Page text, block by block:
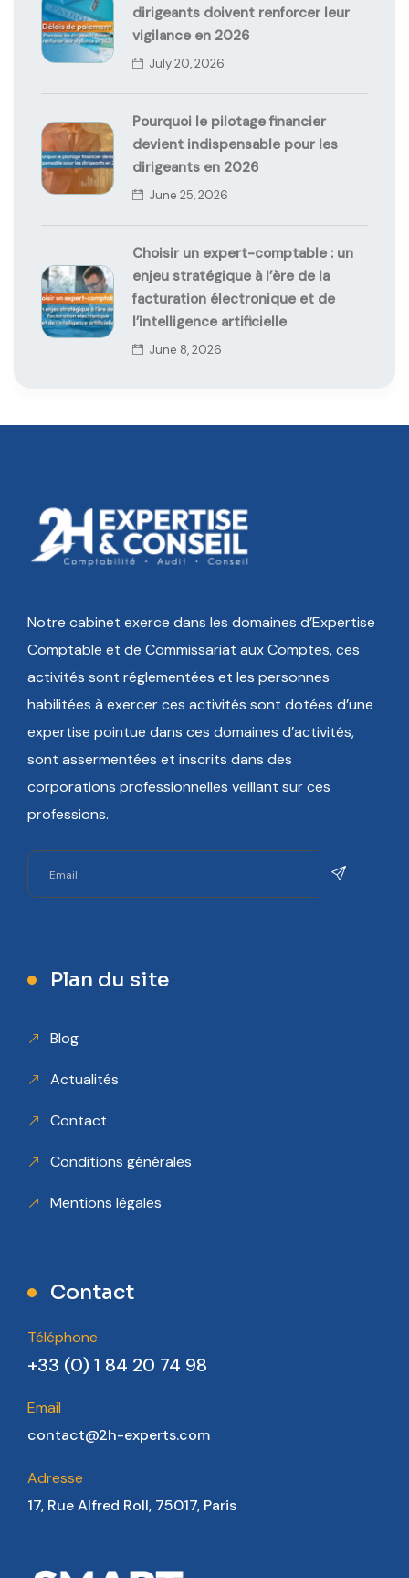
dirigeants doivent renforcer leur
vigilance en 2026
July 20, 2026
Pourquoi le pilotage financier
devient indispensable pour les
dirigeants en 2026
June 25, 2026
Choisir un expert-comptable : un
enjeu stratégique à l’ère de la
facturation électronique et de
l’intelligence artificielle
June 8, 2026
Notre cabinet exerce dans les domaines d’Expertise
Comptable et de Commissariat aux Comptes, ces
activités sont réglementées et les personnes
habilitées à exercer ces activités sont dotées d’une
expertise pointue dans ces domaines d’activités,
sont assermentées et inscrits dans des
corporations professionnelles veillant sur ces
professions.
Plan du site
Blog
Actualités
Contact
Conditions générales
Mentions légales
Contact
Téléphone
+33 (0) 1 84 20 74 98
Email
contact@2h-experts.com
Adresse
17, Rue Alfred Roll, 75017, Paris